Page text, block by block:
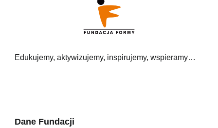
Edukujemy, aktywizujemy, inspirujemy, wspieramy…
Dane Fundacji